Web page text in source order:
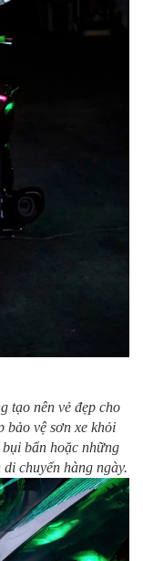
tạo nên vẻ đẹp cho
bảo vệ sơn xe khỏi
bẩn hoặc những
chuyển hàng ngày.